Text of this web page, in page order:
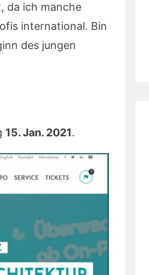
da ich manche
international. Bin
des jungen
15. Jan. 2021.